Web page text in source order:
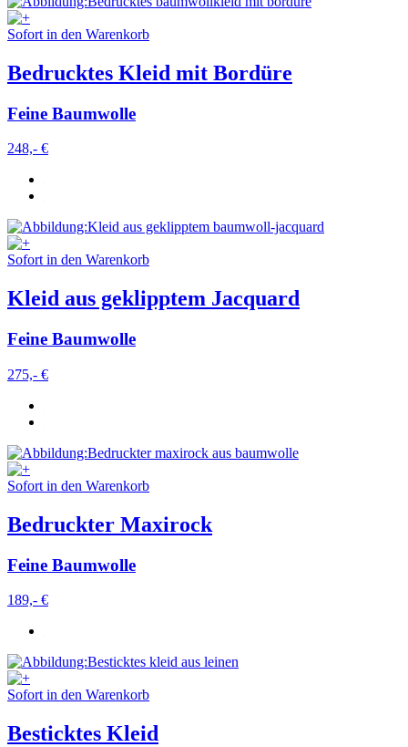
Sofort in den Warenkorb
Bedrucktes Kleid mit Bordüre
Feine Baumwolle
248,- €
Sofort in den Warenkorb
Kleid aus geklipptem Jacquard
Feine Baumwolle
275,- €
Sofort in den Warenkorb
Bedruckter Maxirock
Feine Baumwolle
189,- €
Sofort in den Warenkorb
Besticktes Kleid